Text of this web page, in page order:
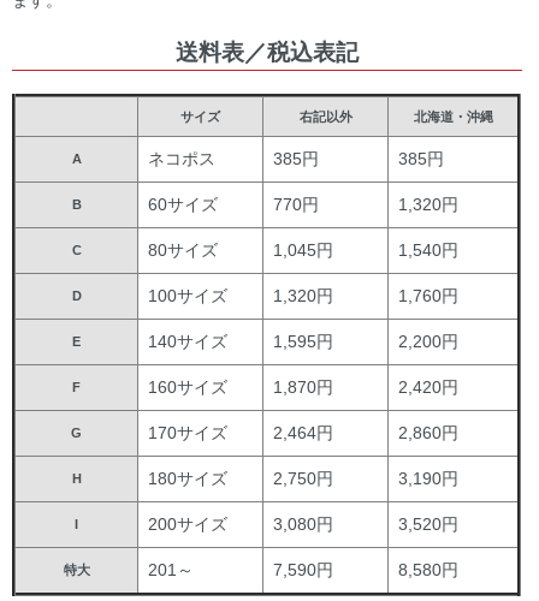
送料表／税込表記
サイズ 右記以外 北海道・沖縄
A ネコポス 385円 385円
B 60サイズ 770円 1,320円
C 80サイズ 1,045円 1,540円
D 100サイズ 1,320円 1,760円
E 140サイズ 1,595円 2,200円
F 160サイズ 1,870円 2,420円
G 170サイズ 2,464円 2,860円
H 180サイズ 2,750円 3,190円
I 200サイズ 3,080円 3,520円
特大 201～ 7,590円 8,580円